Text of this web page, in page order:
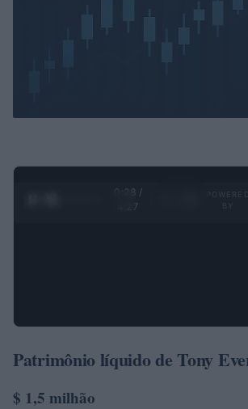
0:28 /
4:27
Patrimônio líquido de Tony
$ 1,5 milhão